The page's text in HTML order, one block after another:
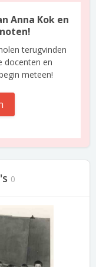
Anna Kok en
terugvinden
docenten en
meteen!
0